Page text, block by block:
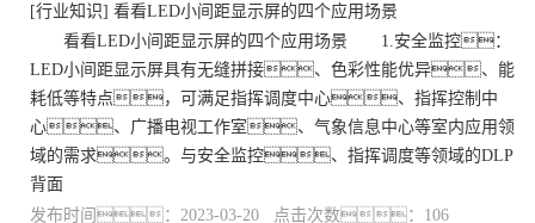
[行业知识] 看看LED小间距显示屏的四个应用场景
看看LED小间距显示屏的四个应用场景 1.安全监控：
LED小间距显示屏具有无缝拼接、色彩性能优异、能
耗低等特点，可满足指挥调度中心、指挥控制中
心、广播电视工作室、气象信息中心等室内应用领
域的需求。与安全监控、指挥调度等领域的DLP
背面
发布时间：2023-03-20 点击次数：106